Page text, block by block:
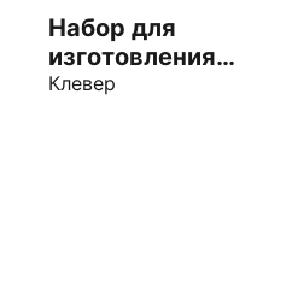
Набор для
изготовления
картины Маори.
Клевер